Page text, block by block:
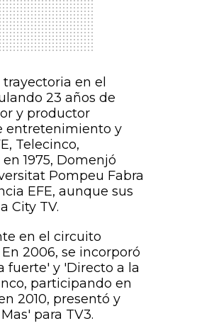
en el
23 años de
y productor
entretenimiento y
Telecinco,
1975, Domenjó
Pompeu Fabra
EFE, aunque sus
City TV.
en el circuito
2006, se incorporó
fuerte' y 'Directo a la
participando en
2010, presentó y
para TV3.